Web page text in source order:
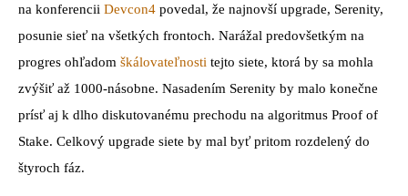
na konferencii Devcon4 povedal, že najnovší upgrade, Serenity,
posunie sieť na všetkých frontoch. Narážal predovšetkým na
progres ohľadom škálovateľnosti tejto siete, ktorá by sa mohla
zvýšiť až 1000-násobne. Nasadením Serenity by malo konečne
prísť aj k dlho diskutovanému prechodu na algoritmus Proof of
Stake. Celkový upgrade siete by mal byť pritom rozdelený do
štyroch fáz.